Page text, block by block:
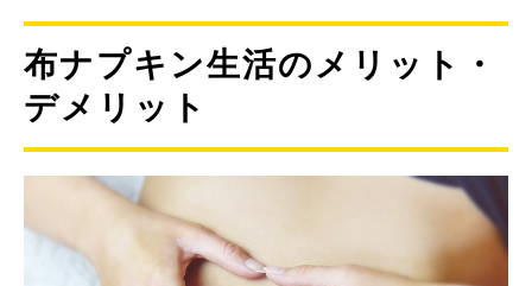
布ナプキン生活のメリット・
デメリット